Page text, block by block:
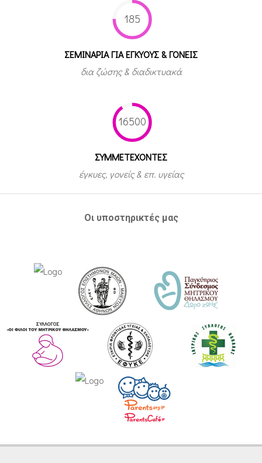
185
ΣΕΜΙΝΑΡΙΑ ΓΙΑ ΕΓΚΥΟΥΣ & ΓΟΝΕΙΣ
δια ζώσης & διαδικτυακά
16500
ΣΥΜΜΕΤEΧΟΝΤΕΣ
έγκυες, γονείς & επ. υγείας
Οι υποστηρικτές μας